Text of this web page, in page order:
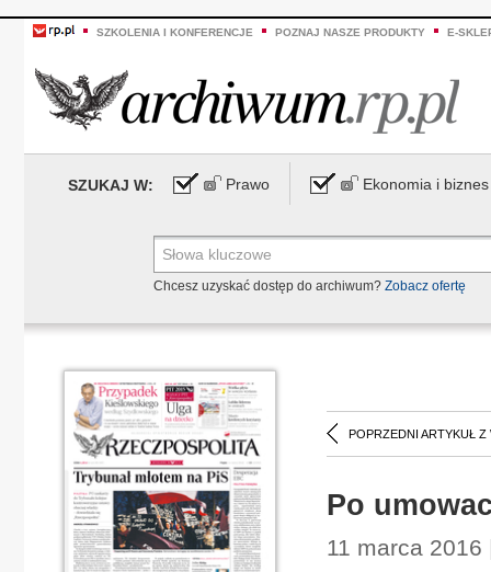
SZKOLENIA I KONFERENCJE POZNAJ NASZE PRODUKTY E-
SZUKAJ W: Prawo Ekonomia i biznes
Chcesz uzyskać dostęp do archiwum? Zobacz ofertę
POPRZEDNI ARTYKUŁ Z
Po
11 marca 2016